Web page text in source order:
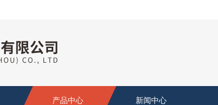
产品中心 新闻中心